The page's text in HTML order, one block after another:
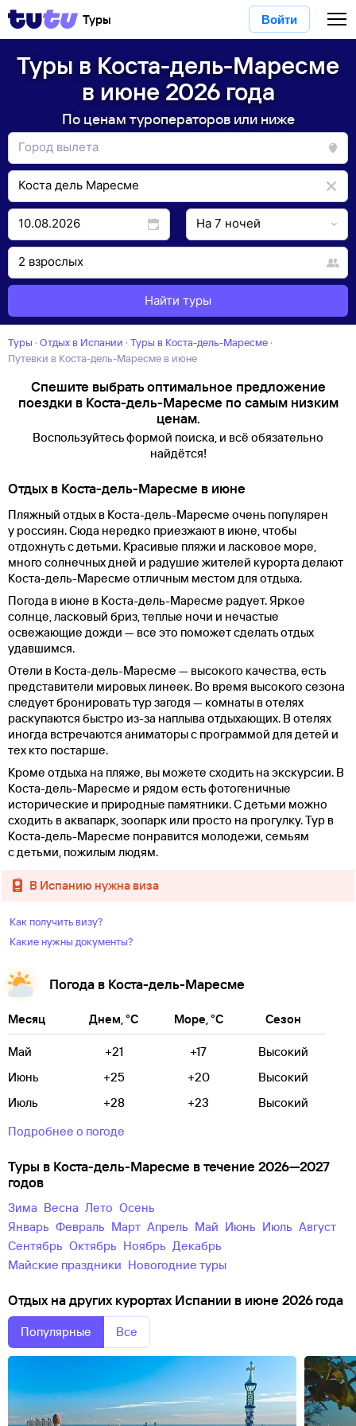
Туры Войти
Туры в Коста-дель-Маресме
в июне 2026 года
По ценам туроператоров или ниже
Найти туры
Туры · Отдых в Испании · Туры в Коста-дель-Маресме ·
Путевки в Коста-дель-Маресме в июне
Спешите выбрать оптимальное предложение
поездки в Коста-дель-Маресме по самым низким
ценам.
Воспользуйтесь формой поиска, и всё обязательно
найдётся!
Отдых в Коста-дель-Маресме в июне
Пляжный отдых в Коста-дель-Маресме очень популярен
у россиян. Сюда нередко приезжают в июне, чтобы
отдохнуть с детьми. Красивые пляжи и ласковое море,
много солнечных дней и радушие жителей курорта делают
Коста-дель-Маресме отличным местом для отдыха.
Погода в июне в Коста-дель-Маресме радует. Яркое
солнце, ласковый бриз, теплые ночи и нечастые
освежающие дожди — все это поможет сделать отдых
удавшимся.
Отели в Коста-дель-Маресме — высокого качества, есть
представители мировых линеек. Во время высокого сезона
следует бронировать тур загодя — комнаты в отелях
раскупаются быстро из-за наплыва отдыхающих. В отелях
иногда встречаются аниматоры с программой для детей и
тех кто постарше.
Кроме отдыха на пляже, вы можете сходить на экскурсии. В
Коста-дель-Маресме и рядом есть фотогеничные
исторические и природные памятники. С детьми можно
сходить в аквапарк, зоопарк или просто на прогулку. Тур в
Коста-дель-Маресме понравится молодежи, семьям
с детьми, пожилым людям.
в Испанию нужна виза
Как получить визу?
Какие нужны документы?
Погода в Коста-дель-Маресме
Месяц Днем, °C Море, °C Сезон
Май +21 +17
Высокий
Июнь
+25 +20
Высокий
Июль
+28 +23
Высокий
Подробнее о погоде
Туры в Коста-дель-Маресме в течение 2026—2027
годов
зима весна лето
осень
Январь
Февраль Март Апрель Май Июнь Июль
Август
Сентябрь
Октябрь Ноябрь
Декабрь
майские праздники
новогодние туры
Отдых на других курортах Испании в июне 2026 года
Популярные Все